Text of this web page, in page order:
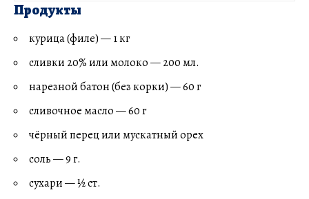
Продукты
курица (филе) — 1 кг
сливки 20% или молоко — 200 мл.
нарезной батон (без корки) — 60 г
сливочное масло — 60 г
чёрный перец или мускатный орех
соль — 9 г.
сухари — ½ ст.